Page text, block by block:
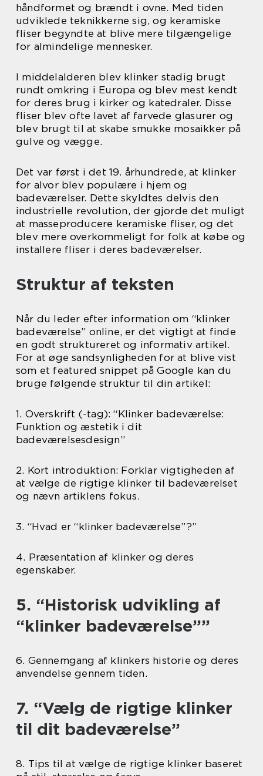
håndformet og brændt i ovne. Med tiden
udviklede teknikkerne sig, og keramiske
fliser begyndte at blive mere tilgængelige
for almindelige mennesker.
I middelalderen blev klinker stadig brugt
rundt omkring i Europa og blev mest kendt
for deres brug i kirker og katedraler. Disse
fliser blev ofte lavet af farvede glasurer og
blev brugt til at skabe smukke mosaikker på
gulve og vægge.
Det var først i det 19. århundrede, at klinker
for alvor blev populære i hjem og
badeværelser. Dette skyldtes delvis den
industrielle revolution, der gjorde det muligt
at masseproducere keramiske fliser, og det
blev mere overkommeligt for folk at købe og
installere fliser i deres badeværelser.
Struktur af teksten
Når du leder efter information om “klinker
badeværelse” online, er det vigtigt at finde
en godt struktureret og informativ artikel.
For at øge sandsynligheden for at blive vist
som et featured snippet på Google kan du
bruge følgende struktur til din artikel:
1. Overskrift (-tag): “Klinker badeværelse:
Funktion og æstetik i dit
badeværelsesdesign”
2. Kort introduktion: Forklar vigtigheden af
at vælge de rigtige klinker til badeværelset
og nævn artiklens fokus.
3. “Hvad er “klinker badeværelse”?”
4. Præsentation af klinker og deres
egenskaber.
5. “Historisk udvikling af
“klinker badeværelse””
6. Gennemgang af klinkers historie og deres
anvendelse gennem tiden.
7. “Vælg de rigtige klinker
til dit badeværelse”
8. Tips til at vælge de rigtige klinker baseret